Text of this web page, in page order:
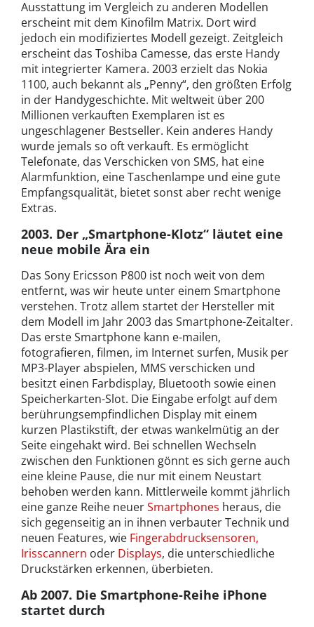
Ausstattung im Vergleich zu anderen Modellen
erscheint mit dem Kinofilm Matrix. Dort wird
jedoch ein modifiziertes Modell gezeigt. Zeitgleich
erscheint das Toshiba Camesse, das erste Handy
mit integrierter Kamera. 2003 erzielt das Nokia
1100, auch bekannt als „Penny“, den größten Erfolg
in der Handygeschichte. Mit weltweit über 200
Millionen verkauften Exemplaren ist es
ungeschlagener Bestseller. Kein anderes Handy
wurde jemals so oft verkauft. Es ermöglicht
Telefonate, das Verschicken von SMS, hat eine
Alarmfunktion, eine Taschenlampe und eine gute
Empfangsqualität, bietet sonst aber recht wenige
Extras.
2003. Der „Smartphone-Klotz“ läutet eine
neue mobile Ära ein
Das Sony Ericsson P800 ist noch weit von dem
entfernt, was wir heute unter einem Smartphone
verstehen. Trotz allem startet der Hersteller mit
dem Modell im Jahr 2003 das Smartphone-Zeitalter.
Das erste Smartphone kann e-mailen,
fotografieren, filmen, im Internet surfen, Musik per
MP3-Player abspielen, MMS verschicken und
besitzt einen Farbdisplay, Bluetooth sowie einen
Speicherkarten-Slot. Die Eingabe erfolgt auf dem
berührungsempfindlichen Display mit einem
kurzen Plastikstift, der etwas wankelmütig an der
Seite eingehakt wird. Bei schnellen Wechseln
zwischen den Funktionen gönnt es sich gerne auch
eine kleine Pause, die nur mit einem Neustart
behoben werden kann. Mittlerweile kommt jährlich
eine ganze Reihe neuerSmartphones heraus, die
sich gegenseitig an in ihnen verbauter Technik und
neuen Features, wie Fingerabdrucksensoren,
Irisscannern oder Displays, die unterschiedliche
Druckstärken erkennen, überbieten.
Ab 2007. Die Smartphone-Reihe iPhone
startet durch